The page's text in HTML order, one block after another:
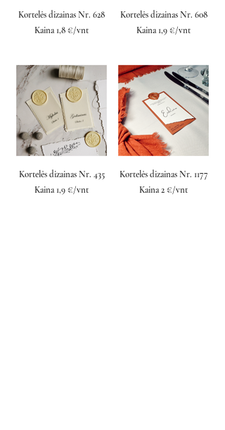
Kortelės dizainas Nr. 628
Kaina 1,8 €/vnt
Kortelės dizainas Nr. 608
Kaina 1,9 €/vnt
Kortelės dizainas Nr. 435
Kaina 1,9 €/vnt
Kortelės dizainas Nr. 1177
Kaina 2 €/vnt